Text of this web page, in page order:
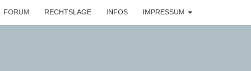
FORUM RECHTSLAGE INFOS IMPRESSUM